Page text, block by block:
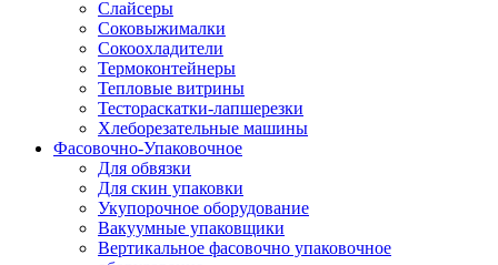
Слайсеры
Соковыжималки
Сокоохладители
Термоконтейнеры
Тепловые витрины
Тестораскатки-лапшерезки
Хлеборезательные машины
Фасовочно-Упаковочное
Для обвязки
Для скин упаковки
Укупорочное оборудование
Вакуумные упаковщики
Вертикальное фасовочно упаковочное